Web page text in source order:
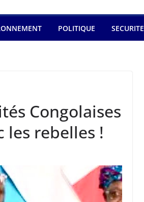
POLITIQUE SECURITE
Congolaises
les rebelles !